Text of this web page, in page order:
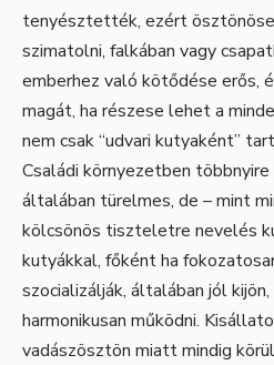
tenyésztették, ezért
szimatolni, falkában vagy
emberhez való kötődése erős,
magát, ha részese lehet a
nem csak “udvari kutyaként”
Családi környezetben
általában türelmes, de – mint
kölcsönös tiszteletre nevelés
kutyákkal, főként ha
szocializálják, általában jól
harmonikusan működni.
vadászösztön miatt mindig